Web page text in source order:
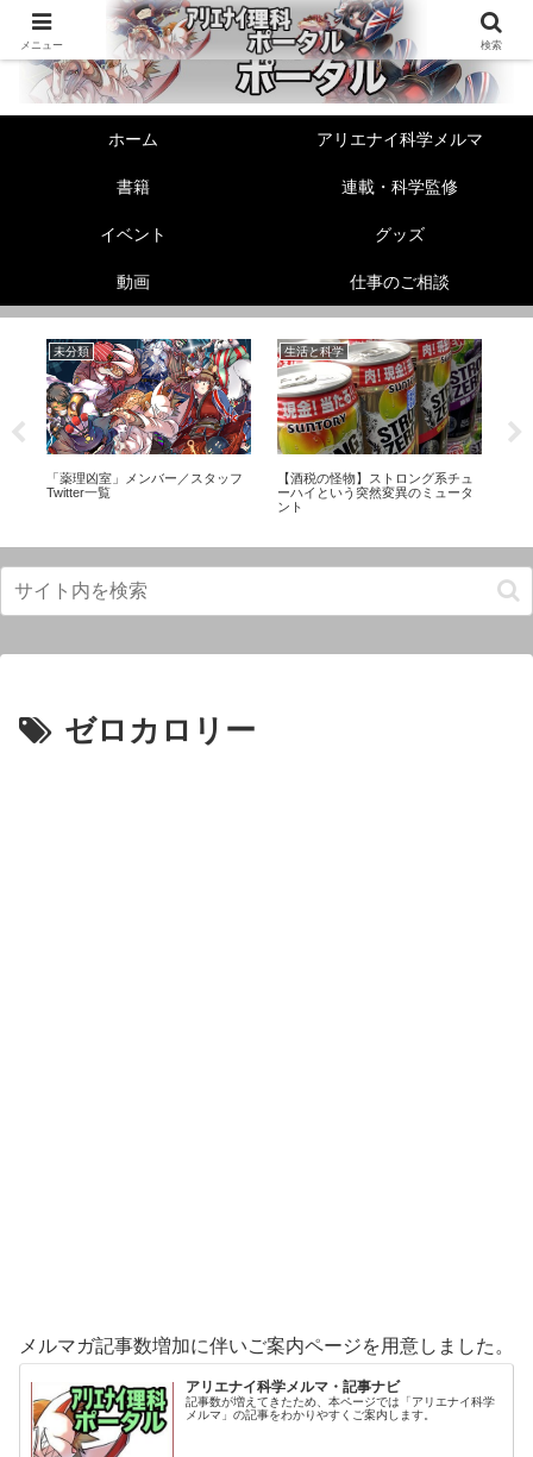
ホーム アリエナイ科学メルマ
書籍 連載・科学監修
イベント グッズ
動画 仕事のご相談
未分類
「薬理凶室」メンバー／スタッフ
Twitter一覧
生活と科学
【酒税の怪物】ストロング系チュ
ーハイという突然変異のミュータ
ント
ゼロカロリー
メルマガ記事数増加に伴いご案内ページを用意しました。
アリエナイ科学メルマ・記事ナビ
記事数が増えてきたため、本ページでは「アリエナイ科学
メルマ」の記事をわかりやすくご案内します。
メニュー 検索